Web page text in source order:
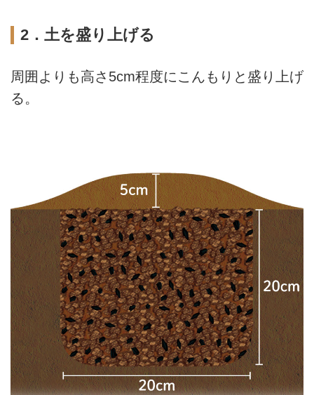
2．土を盛り上げる
周囲よりも高さ5cm程度にこんもりと盛り上げ
る。